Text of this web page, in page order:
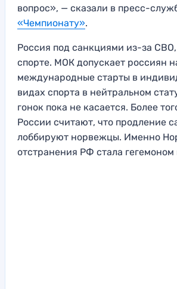
вопрос», — сказали в пресс-
«Чемпионату».
Россия под санкциями из-за
спорте. МОК допускает россиян
международные старты в
видах спорта в нейтральном
гонок пока не касается. Более
России считают, что продление
лоббируют норвежцы. Именно
отстранения РФ стала гегемоном